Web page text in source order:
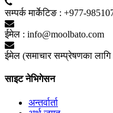
सम्पर्क मार्केटिङ : +977-
ईमेल : info@moolbato.com
ईमेल (समाचार सम्प्रेषणका लागि
साइट नेभिगेसन
अन्तर्वार्ता